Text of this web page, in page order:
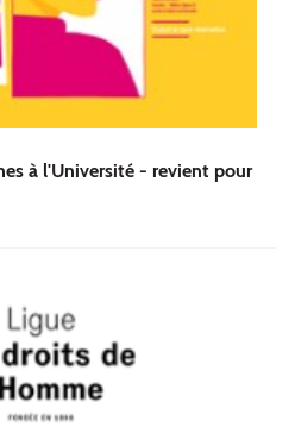
à l'Université - revient pour